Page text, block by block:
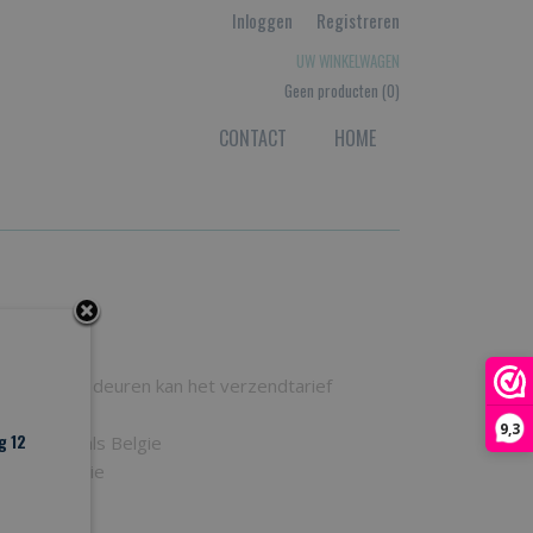
9,3
Inloggen Registreren
UW WINKELWAGEN
Geen producten (0)
HOME
CONTACT
meerdere deuren kan het verzendtarief
als Belgie
als Belgie
12